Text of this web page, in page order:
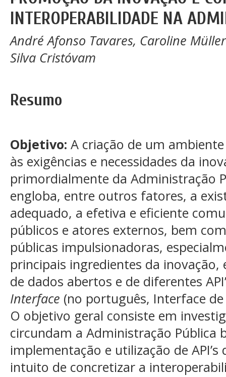
INTEROPERABILIDADE NA
André Afonso Tavares, Caroline
Silva Cristóvam
Resumo
Objetivo: A criação de um
às exigências e necessidades da
primordialmente da Administração
engloba, entre outros fatores, a
adequado, a efetiva e eficiente
públicos e atores externos, bem
públicas impulsionadoras,
principais ingredientes da inovação,
de dados abertos e de diferentes
Interface (no português, Interface
O objetivo geral consiste em
circundam a Administração Pública
implementação e utilização de
intuito de concretizar a